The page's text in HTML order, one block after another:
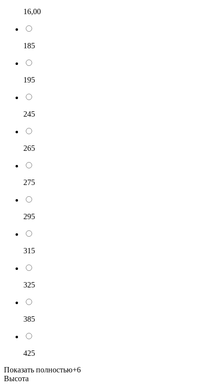
16,00
185
195
245
265
275
295
315
325
385
425
Показать полностью+6
Высота